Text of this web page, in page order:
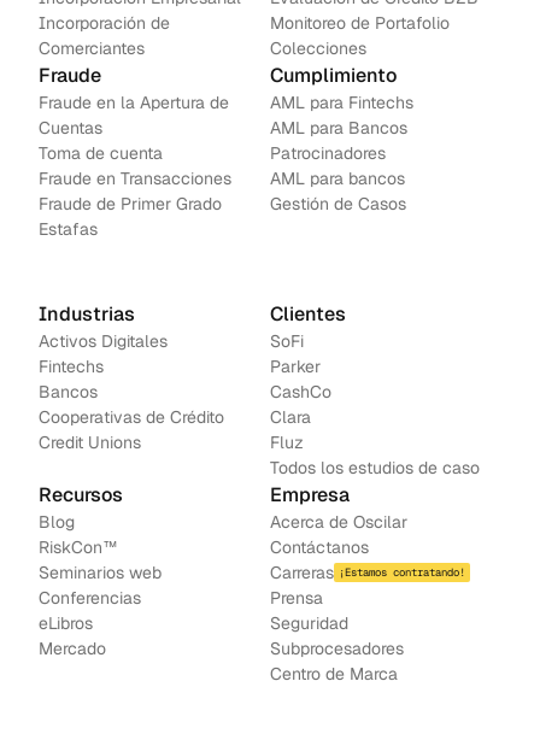
real.
Incorporación de
Comerciantes
Monitoreo de Portafolio
Colecciones
Fraude
Fraude en la Apertura de
Cuentas
Toma de cuenta
Fraude en Transacciones
Fraude de Primer Grado
Estafas
Cumplimiento
AML para Fintechs
AML para Bancos
Patrocinadores
AML para bancos
Gestión de Casos
Industrias
Activos Digitales
Fintechs
Bancos
Cooperativas de Crédito
Credit Unions
Clientes
SoFi
Parker
CashCo
Clara
Fluz
Todos los estudios de caso
Recursos
Blog
RiskCon™
Seminarios web
Conferencias
eLibros
Mercado
Empresa
Acerca de Oscilar
Contáctanos
Carreras ¡Estamos contratando!
Prensa
Seguridad
Subprocesadores
Centro de Marca